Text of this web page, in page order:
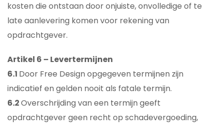
kosten die ontstaan door onjuiste, onvolledige of te
late aanlevering komen voor rekening van
opdrachtgever.
Artikel 6 – Levertermijnen
6.1 Door Free Design opgegeven termijnen zijn
indicatief en gelden nooit als fatale termijn.
6.2Overschrijding van een termijn geeft
opdrachtgever geen recht op schadevergoeding,